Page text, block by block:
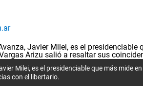
Milei, es el presidenciable que más mide
con el libertario.